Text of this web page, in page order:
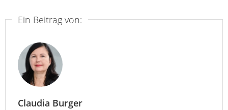
Ein Beitrag von:
Claudia Burger